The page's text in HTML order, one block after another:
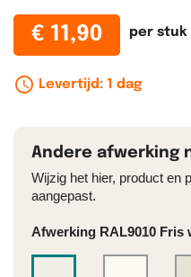
€ 11,90 per stuk
Levertijd: 1 dag
Andere afwerking
Wijzig het hier, product en
aangepast.
Afwerking RAL9010 Fris